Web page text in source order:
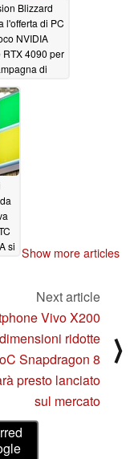
Blizzard
l'offerta di PC
NVIDIA
RTX 4090 per
di
di sangue
IV
si Show more articles
Next article
Vivo X200
ridotte
Snapdragon 8
presto lanciato
sul mercato
⟩